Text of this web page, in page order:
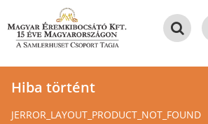
Hiba történt
JERROR_LAYOUT_PRODUCT_NOT_FOUND